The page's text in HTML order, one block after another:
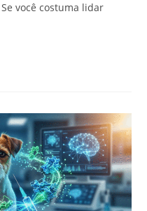
você costuma lidar